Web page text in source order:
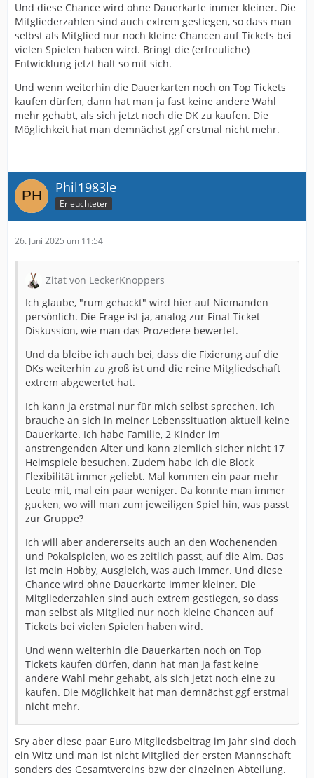
Und diese Chance wird ohne Dauerkarte immer kleiner. Die
Mitgliederzahlen sind auch extrem gestiegen, so dass man
selbst als Mitglied nur noch kleine Chancen auf Tickets bei
vielen Spielen haben wird. Bringt die (erfreuliche)
Entwicklung jetzt halt so mit sich.
Und wenn weiterhin die Dauerkarten noch on Top Tickets
kaufen dürfen, dann hat man ja fast keine andere Wahl
mehr gehabt, als sich jetzt noch die DK zu kaufen. Die
Möglichkeit hat man demnächst ggf erstmal nicht mehr.
Phil1983le
Erleuchteter
26. Juni 2025 um 11:54
Zitat von LeckerKnoppers
Ich glaube, "rum gehackt" wird hier auf Niemanden
persönlich. Die Frage ist ja, analog zur Final Ticket
Diskussion, wie man das Prozedere bewertet.
Und da bleibe ich auch bei, dass die Fixierung auf die
DKs weiterhin zu groß ist und die reine Mitgliedschaft
extrem abgewertet hat.
Ich kann ja erstmal nur für mich selbst sprechen. Ich
brauche an sich in meiner Lebenssituation aktuell keine
Dauerkarte. Ich habe Familie, 2 Kinder im
anstrengenden Alter und kann ziemlich sicher nicht 17
Heimspiele besuchen. Zudem habe ich die Block
Flexibilität immer geliebt. Mal kommen ein paar mehr
Leute mit, mal ein paar weniger. Da konnte man immer
gucken, wo will man zum jeweiligen Spiel hin, was passt
zur Gruppe?
Ich will aber andererseits auch an den Wochenenden
und Pokalspielen, wo es zeitlich passt, auf die Alm. Das
ist mein Hobby, Ausgleich, was auch immer. Und diese
Chance wird ohne Dauerkarte immer kleiner. Die
Mitgliederzahlen sind auch extrem gestiegen, so dass
man selbst als Mitglied nur noch kleine Chancen auf
Tickets bei vielen Spielen haben wird.
Und wenn weiterhin die Dauerkarten noch on Top
Tickets kaufen dürfen, dann hat man ja fast keine
andere Wahl mehr gehabt, als sich jetzt noch eine zu
kaufen. Die Möglichkeit hat man demnächst ggf erstmal
nicht mehr.
Sry aber diese paar Euro Mitgliedsbeitrag im Jahr sind doch
ein Witz und man ist nicht MItglied der ersten Mannschaft
sonders des Gesamtvereins bzw der einzelnen Abteilung.